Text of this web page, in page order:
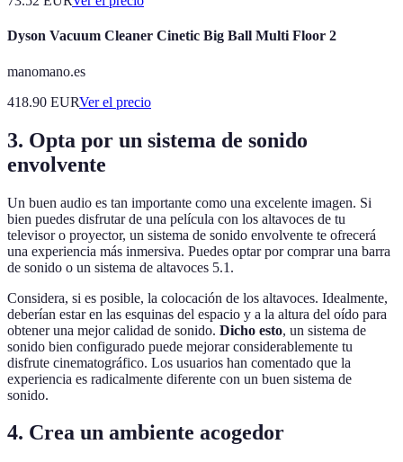
Dyson Vacuum Cleaner Cinetic Big Ball Multi Floor 2
manomano.es
418.90 EURVer el precio
3. Opta por un sistema de sonido
envolvente
Un buen audio es tan importante como una excelente imagen. Si
bien puedes disfrutar de una película con los altavoces de tu
televisor o proyector, un sistema de sonido envolvente te ofrecerá
una experiencia más inmersiva. Puedes optar por comprar una barra
de sonido o un sistema de altavoces 5.1.
Considera, si es posible, la colocación de los altavoces. Idealmente,
deberían estar en las esquinas del espacio y a la altura del oído para
obtener una mejor calidad de sonido. Dicho esto, un sistema de
sonido bien configurado puede mejorar considerablemente tu
disfrute cinematográfico. Los usuarios han comentado que la
experiencia es radicalmente diferente con un buen sistema de
sonido.
4. Crea un ambiente acogedor